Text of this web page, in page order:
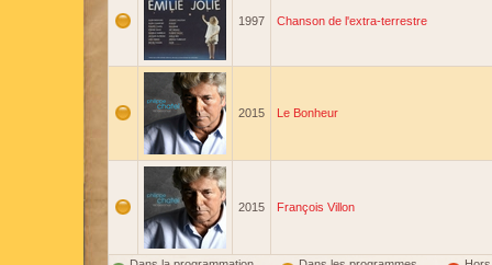
1997 Chanson de l'extra-terrestre
2015 Le Bonheur
2015 François Villon